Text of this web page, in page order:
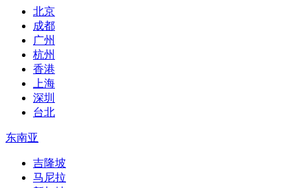
北京
成都
广州
杭州
香港
上海
深圳
台北
东南亚
吉隆坡
马尼拉